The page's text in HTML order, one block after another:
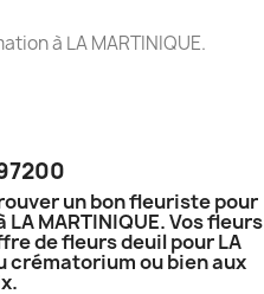
à LA MARTINIQUE.
un bon fleuriste pour
MARTINIQUE. Vos fleurs
de fleurs deuil pour LA
crématorium ou bien aux